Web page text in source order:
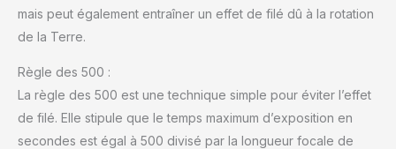
mais peut également entraîner un effet de filé dû à la rotation
de la Terre.
Règle des 500 :
La règle des 500 est une technique simple pour éviter l’effet
de filé. Elle stipule que le temps maximum d’exposition en
secondes est égal à 500 divisé par la longueur focale de